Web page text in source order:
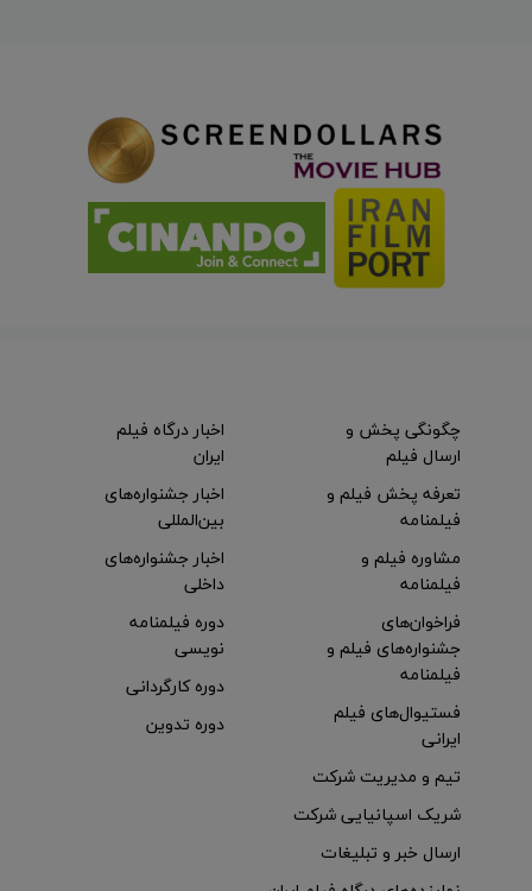
چگونگی پخش و
ارسال فیلم
تعرفه پخش فیلم و
فیلمنامه
مشاوره فیلم و
فیلمنامه
اخبار درگاه فیلم
ایران
اخبار جشنواره‌های
بین‌المللی
اخبار جشنواره‌های
داخلی
فراخوان‌های
جشنواره‌های فیلم و
فیلمنامه
فستیوال‌های فیلم
ایرانی
دوره فیلمنامه
نویسی
دوره کارگردانی
دوره تدوین
تیم و مدیریت شرکت
شریک اسپانیایی شرکت
ارسال خبر و تبلیغات